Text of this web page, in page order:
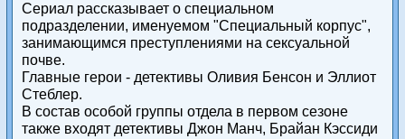
Сериал рассказывает о специальном
подразделении, именуемом "Специальный корпус",
занимающимся преступлениями на сексуальной
почве.
Главные герои - детективы Оливия Бенсон и Эллиот
Стеблер.
В состав особой группы отдела в первом сезоне
также входят детективы Джон Манч, Брайан Кэссиди